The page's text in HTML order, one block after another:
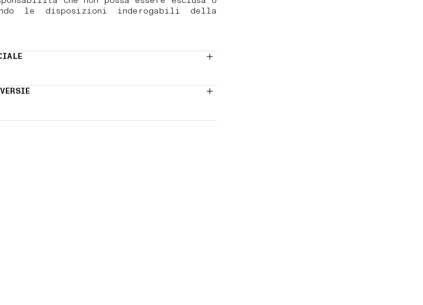
le disposizioni inderogabili della